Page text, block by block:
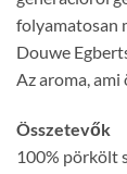
folyamatosan
Douwe
Az aroma, ami
Összetevők
100% pörkölt